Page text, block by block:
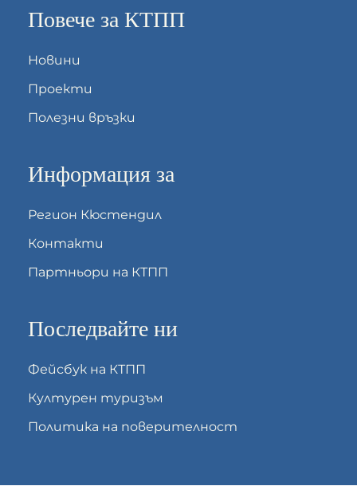
Повече за КТПП
Новини
Проекти
Полезни връзки
Информация за
Регион Кюстендил
Контакти
Партньори на КТПП
Последвайте ни
Фейсбук на КТПП
Културен туризъм
Политика на поверителност